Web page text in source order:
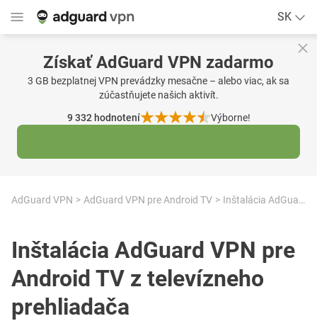
SK
Získať AdGuard VPN zadarmo
3 GB bezplatnej VPN prevádzky mesačne – alebo viac, ak sa
zúčastňujete našich aktivít.
9 332 hodnotení Výborne!
AdGuard VPN AdGuard VPN pre Android TV Inštalácia AdGuard VPN pre Android TV z televízneho prehliadača
Inštalácia AdGuard VPN pre
Android TV z televízneho
prehliadača